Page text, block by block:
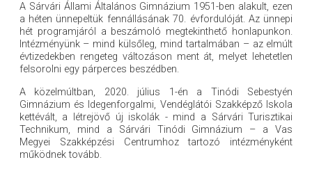
A Sárvári Állami Általános Gimnázium 1951-ben alakult, ezen
a héten ünnepeltük fennállásának 70. évfordulóját. Az ünnepi
hét programjáról a beszámoló megtekinthető honlapunkon.
Intézményünk – mind külsőleg, mind tartalmában – az elmúlt
évtizedekben rengeteg változáson ment át, melyet lehetetlen
felsorolni egy párperces beszédben.
A közelmúltban, 2020. július 1-én a Tinódi Sebestyén
Gimnázium és Idegenforgalmi, Vendéglátói Szakképző Iskola
kettévált, a létrejövő új iskolák - mind a Sárvári Turisztikai
Technikum, mind a Sárvári Tinódi Gimnázium – a Vas
Megyei Szakképzési Centrumhoz tartozó intézményként
működnek tovább.